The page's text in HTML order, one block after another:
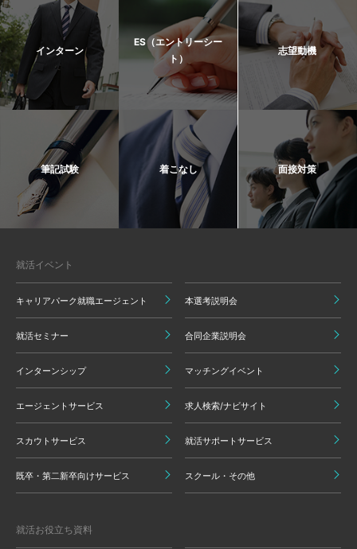
インターン
ES（エントリーシー
ト）
志望動機
筆記試験 着こなし 面接対策
就活イベント
キャリアパーク就職エージェント 本選考説明会
就活セミナー 合同企業説明会
インターンシップ マッチングイベント
エージェントサービス 求人検索/ナビサイト
スカウトサービス 就活サポートサービス
既卒・第二新卒向けサービス スクール・その他
就活お役立ち資料